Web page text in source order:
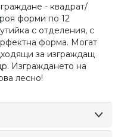
- квадрат/
форми по 12
с отделения, с
форма. Могат
за изграждащ
Изграждането на
лесно!